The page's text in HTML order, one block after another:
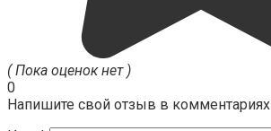
( Пока оценок нет )
0
Напишите свой отзыв в комментариях